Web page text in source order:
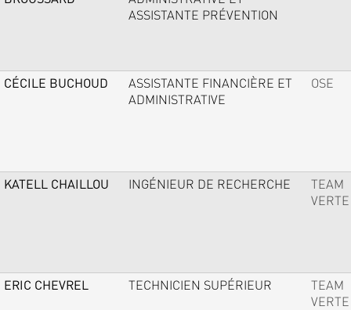
ASSISTANTE PRÉVENTION
CÉCILE BUCHOUD
ASSISTANTE FINANCIÈRE ET
ADMINISTRATIVE
OSE
KATELL CHAILLOU INGÉNIEUR DE RECHERCHE
TEAM
VERTE
ERIC CHEVREL TECHNICIEN SUPÉRIEUR
TEAM
VERTE